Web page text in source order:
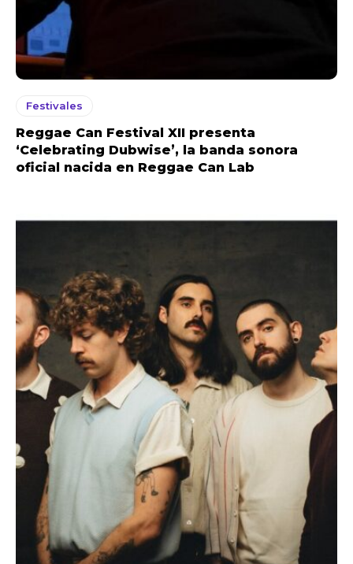
Festivales
Reggae Can Festival XII presenta
‘Celebrating Dubwise’, la banda sonora
oficial nacida en Reggae Can Lab